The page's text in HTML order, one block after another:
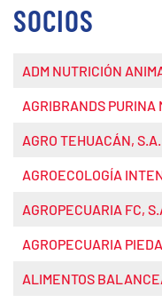
SOCIOS
ADM NUTRICIÓN
AGRIBRANDS PURINA
AGRO TEHUACÁN, S.A.
AGROECOLOGÍA
AGROPECUARIA FC,
AGROPECUARIA
ALIMENTOS